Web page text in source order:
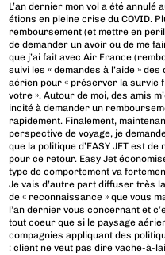
L’an dernier mon vol a été annulé
étions en pleine crise du COVID.
remboursement (et mettre en
de demander un avoir ou de me
que j’ai fait avec Air France
suivi les « demandes à l’aide »
aérien pour « préserver la survie
votre ». Autour de moi, des amis
incité à demander un
rapidement. Finalement,
perspective de voyage, je
que la politique d’EASY JET est
pour ce retour. Easy Jet
type de comportement va
Je vais d’autre part diffuser très
de « reconnaissance » que vous
l’an dernier vous concernant et
tout coeur que si le paysage
compagnies appliquant des
: client ne veut pas dire vache-à-